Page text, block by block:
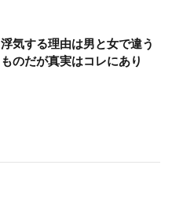
浮気する理由は男と女で違う
ものだが真実はコレにあり